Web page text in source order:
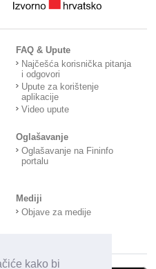
kako bi
FAQ & Upute
Najčešća korisnička pitanja
i odgovori
Upute za korištenje
aplikacije
Video upute
Oglašavanje
Oglašavanje na Fininfo
portalu
Mediji
Objave za medije